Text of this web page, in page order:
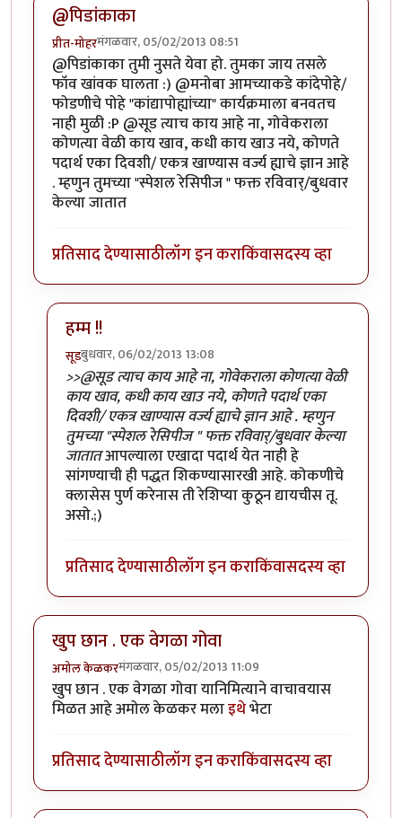
@पिडांकाका
प्रीत-मोहरमंगळवार, 05/02/2013 08:51
@पिडांकाका तुमी नुसते येवा हो. तुमका जाय तसले
फॉव खांवक घालता :) @मनोबा आमच्याकडे कांदेपोहे/
फोडणीचे पोहे "कांद्यापोह्यांच्या" कार्यक्रमाला बनवतच
नाही मुळी :P @सूड त्याच काय आहे ना, गोवेकराला
कोणत्या वेळी काय खाव, कधी काय खाउ नये, कोणते
पदार्थ एका दिवशी/ एकत्र खाण्यास वर्ज्य ह्याचे ज्ञान आहे
. म्हणुन तुमच्या "स्पेशल रेसिपीज " फक्त रविवार्/बुधवार
केल्या जातात
प्रतिसाद देण्यासाठीलॉग इन कराकिंवासदस्य व्हा
हम्म !!
सूडबुधवार, 06/02/2013 13:08
In reply to@पिडांकाकाbyप्रीत-मोहर
>>@सूड त्याच काय आहे ना, गोवेकराला कोणत्या वेळी
काय खाव, कधी काय खाउ नये, कोणते पदार्थ एका
दिवशी/ एकत्र खाण्यास वर्ज्य ह्याचे ज्ञान आहे . म्हणुन
तुमच्या "स्पेशल रेसिपीज " फक्त रविवार्/बुधवार केल्या
जातातआपल्याला एखादा पदार्थ येत नाही हे
सांगण्याची ही पद्धत शिकण्यासारखी आहे. कोकणीचे
क्लासेस पुर्ण करेनास ती रेशिप्या कुठून द्यायचीस तू.
असो.;)
प्रतिसाद देण्यासाठीलॉग इन कराकिंवासदस्य व्हा
खुप छान . एक वेगळा गोवा
अमोल केळकरमंगळवार, 05/02/2013 11:09
खुप छान . एक वेगळा गोवा यानिमित्याने वाचावयास
मिळत आहे अमोल केळकर मलाइथेभेटा
प्रतिसाद देण्यासाठीलॉग इन कराकिंवासदस्य व्हा